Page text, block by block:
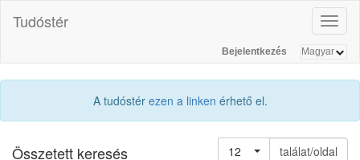
Tudóstér
Bejelentkezés
A tudóstér ezen a linken érhető el.
Összetett keresés 12
találat/oldal